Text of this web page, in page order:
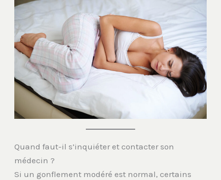
Quand faut-il s’inquiéter et contacter son
médecin ?
Si un gonflement modéré est normal, certains